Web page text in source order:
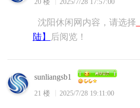
沈阳休闲网内容，请选择
陆】
后阅览！
sunliangsb1
21 楼 2025/7/28 19:11:00